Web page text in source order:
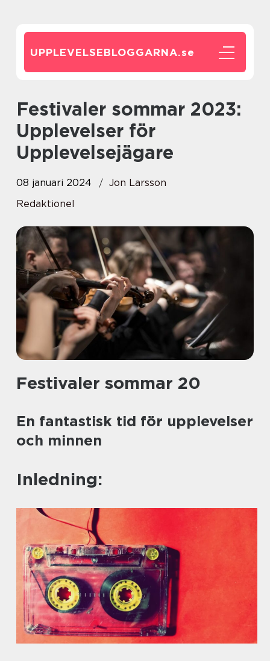
UPPLEVELSEBLOGGARNA.se
Festivaler sommar 2023:
Upplevelser för
Upplevelsejägare
08 januari 2024
Jon Larsson
Redaktionel
Festivaler sommar 20
En fantastisk tid för upplevelser
och minnen
Inledning: